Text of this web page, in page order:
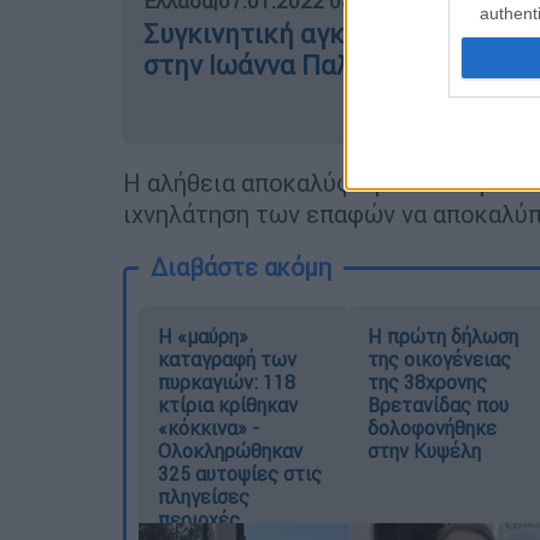
Συγκινητική αγκαλιά: Η
στην Ιωάννα Παλιοσπύρου -
Η αλήθεια αποκαλύφθηκε όταν η
ιχνηλάτηση των επαφών να
Διαβάστε ακόμη
Η «μαύρη»
καταγραφή των
πυρκαγιών: 118
κτίρια κρίθηκαν
«κόκκινα» -
Ολοκληρώθηκαν
325 αυτοψίες στις
πληγείσες
περιοχές
Η πρώτη δήλωση
της οικογένειας
της 38χρονης
Βρετανίδας που
δολοφονήθηκε
στην Κυψέλη